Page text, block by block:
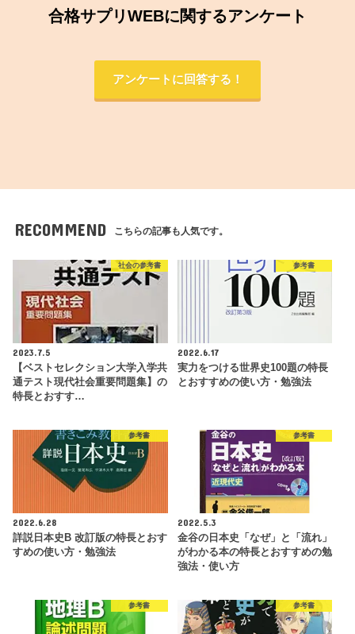
合格サプリWEBに関するアンケート
アンケートに回答する！
RECOMMEND こちらの記事も人気です。
社会の参考書
2023.7.5
【ベストセレクション大学入学共
通テスト現代社会重要問題集】の
特長とおすす…
参考書
2022.6.17
実力をつける世界史100題の特長
とおすすめの使い方・勉強法
参考書
2022.6.28
詳説日本史B 改訂版の特長とおす
すめの使い方・勉強法
参考書
2022.5.3
金谷の日本史「なぜ」と「流れ」
がわかる本の特長とおすすめの勉
強法・使い方
参考書 参考書